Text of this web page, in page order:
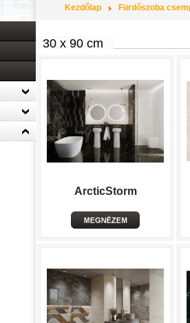
Kezdőlap Fürdőszoba
30 x 90 cm
ArcticStorm